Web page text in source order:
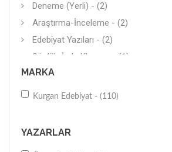
Deneme (Yerli) - (2)
Araştırma-İnceleme - (2)
Edebiyat Yazıları - (2)
Sözlük-İmla Klavuzu - (1)
Diğer - (1)
Kaynakça (Bibliyografi) - (1)
MARKA
Kurgan Edebiyat - (110)
YAZARLAR